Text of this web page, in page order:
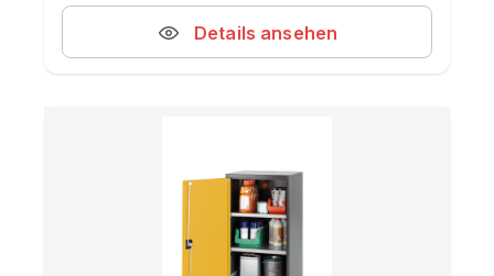
Details ansehen